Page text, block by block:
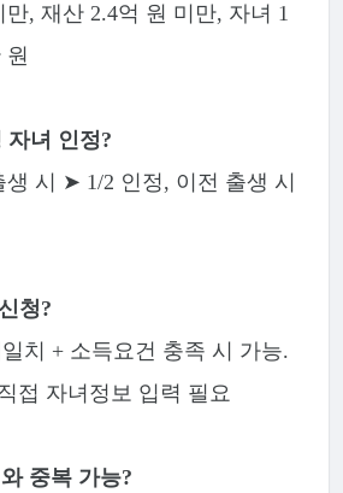
, 재산 2.4억 원 미만, 자녀 1
원
자녀 인정?
생 시 ➤ 1/2 인정, 이전 출생 시
청?
치 + 소득요건 충족 시 가능.
접 자녀정보 입력 필요
중복 가능?